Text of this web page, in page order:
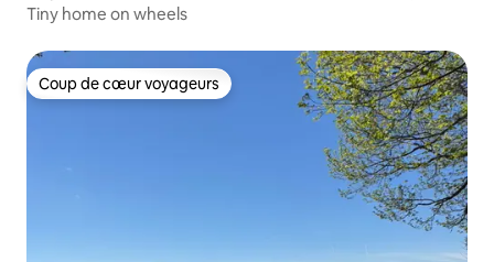
Tiny home on wheels
Coup de cœur voyageurs
Coup de cœur voyageurs